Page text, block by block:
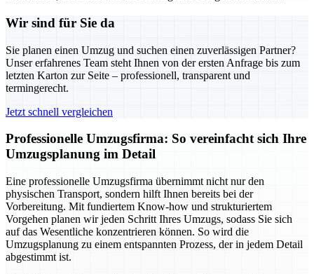
Wir sind für Sie da
Sie planen einen Umzug und suchen einen zuverlässigen Partner?
Unser erfahrenes Team steht Ihnen von der ersten Anfrage bis zum
letzten Karton zur Seite – professionell, transparent und
termingerecht.
Jetzt schnell vergleichen
Professionelle Umzugsfirma: So vereinfacht sich Ihre
Umzugsplanung im Detail
Eine professionelle Umzugsfirma übernimmt nicht nur den
physischen Transport, sondern hilft Ihnen bereits bei der
Vorbereitung. Mit fundiertem Know-how und strukturiertem
Vorgehen planen wir jeden Schritt Ihres Umzugs, sodass Sie sich
auf das Wesentliche konzentrieren können. So wird die
Umzugsplanung zu einem entspannten Prozess, der in jedem Detail
abgestimmt ist.